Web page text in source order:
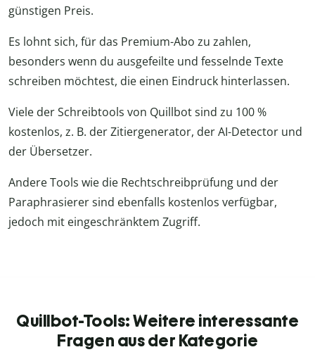
günstigen Preis.
Es lohnt sich, für das Premium-Abo zu zahlen,
besonders wenn du ausgefeilte und fesselnde Texte
schreiben möchtest, die einen Eindruck hinterlassen.
Viele der Schreibtools von Quillbot sind zu 100 %
kostenlos, z. B. der Zitiergenerator, der AI-Detector und
der Übersetzer.
Andere Tools wie die Rechtschreibprüfung und der
Paraphrasierer sind ebenfalls kostenlos verfügbar,
jedoch mit eingeschränktem Zugriff.
Quillbot-Tools: Weitere interessante
Fragen aus der Kategorie